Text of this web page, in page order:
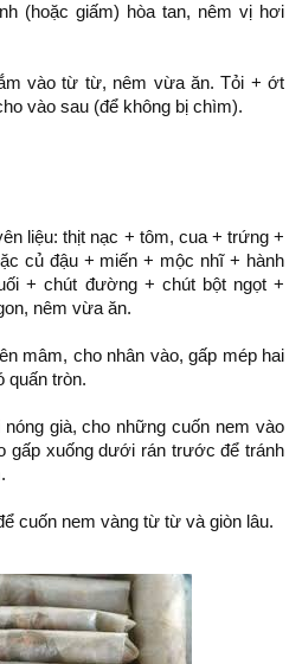
(hoặc giấm) hòa tan, nêm vị hơi
vào từ từ, nêm vừa ăn. Tỏi + ớt
vào sau (để không bị chìm).
liệu: thịt nạc + tôm, cua + trứng +
củ đậu + miến + mộc nhĩ + hành
+ chút đường + chút bột ngọt +
nêm vừa ăn.
mâm, cho nhân vào, gấp mép hai
quấn tròn.
già, cho những cuốn nem vào
gấp xuống dưới rán trước để tránh
cuốn nem vàng từ từ và giòn lâu.